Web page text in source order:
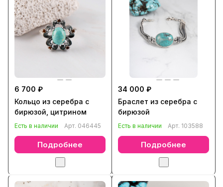
6 700 ₽
Кольцо из серебра с
бирюзой, цитрином
Есть в наличии Арт. 046445
Подробнее
34 000 ₽
Браслет из серебра с
бирюзой
Есть в наличии Арт. 103588
Подробнее